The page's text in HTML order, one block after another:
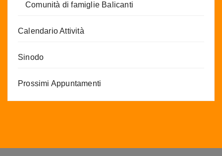
Comunità di famiglie Balicanti
Calendario Attività
Sinodo
Prossimi Appuntamenti